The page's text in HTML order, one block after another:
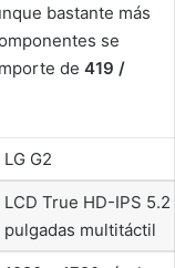
bastante más
se
de 419 /
LG G2
LCD True HD-IPS 5.2
pulgadas multitáctil